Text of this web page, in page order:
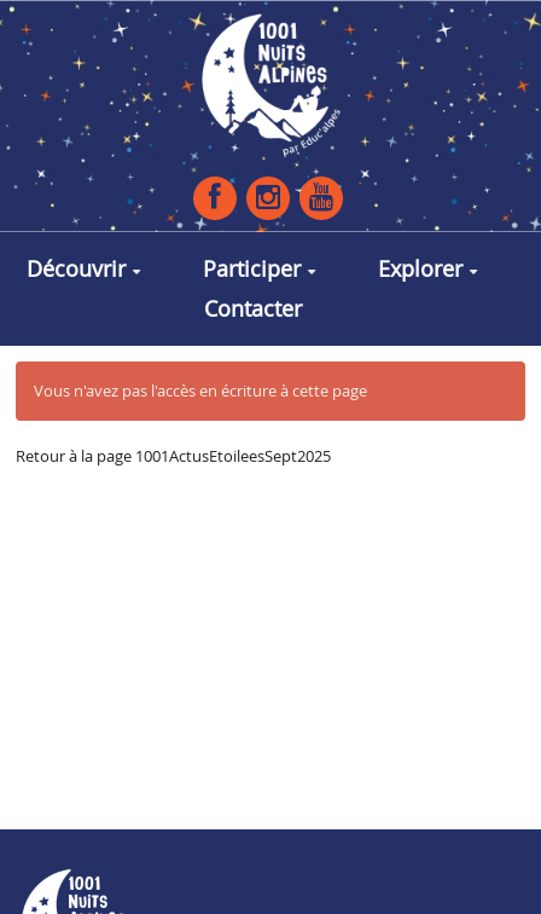
Aller au contenu principal
Découvrir Participer
Explorer
Contacter
Vous n'avez pas l'accès en écriture à cette page
Retour à la page 1001ActusEtoileesSept2025